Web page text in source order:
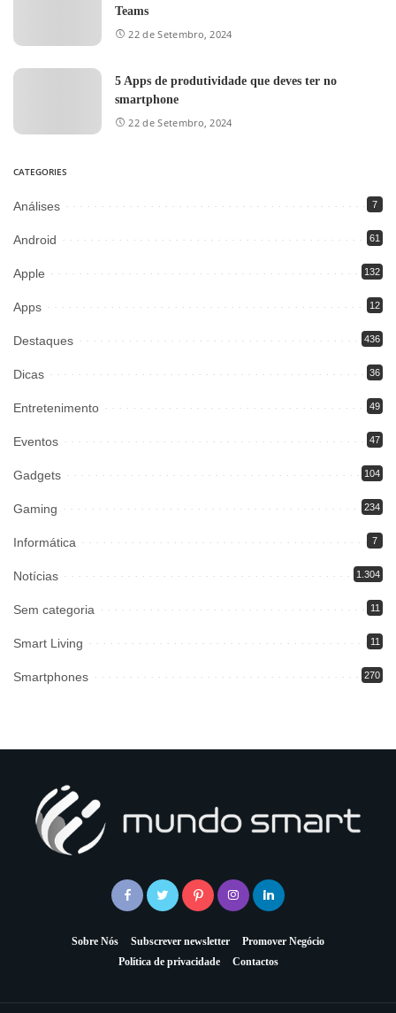
Teams
22 de Setembro, 2024
5 Apps de produtividade que deves ter no
smartphone
22 de Setembro, 2024
CATEGORIES
Análises 7
Android 61
Apple 132
Apps 12
Destaques 436
Dicas 36
Entretenimento 49
Eventos 47
Gadgets 104
Gaming 234
Informática 7
Notícias 1.304
Sem categoria 11
Smart Living 11
Smartphones 270
Sobre Nós Subscrever newsletter
Promover Negócio
Política de privacidade
Contactos